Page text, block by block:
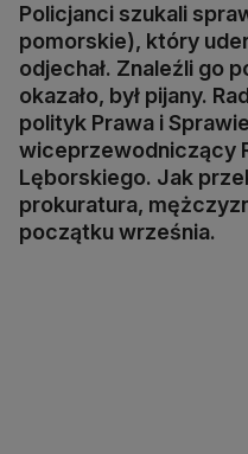
Policjanci szukali
pomorskie), który
odjechał. Znaleźli go
okazało, był pijany.
polityk Prawa i
wiceprzewodniczący
Lęborskiego. Jak
prokuratura,
początku września.